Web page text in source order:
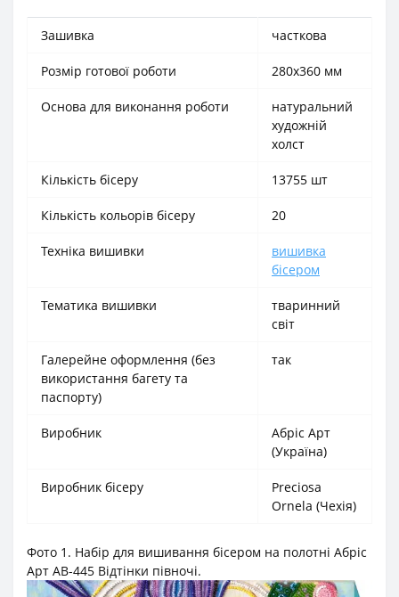
Зашивка часткова
Розмір готової роботи 280x360 мм
Основа для виконання роботи
натуральний
художній
холст
Кількість бісеру 13755 шт
Кількість кольорів бісеру 20
Техніка вишивки
вишивка
бісером
Тематика вишивки
тваринний
світ
Галерейне оформлення (без
використання багету та
паспорту)
так
Виробник
Абріс Арт
(Україна)
Виробник бісеру
Preciosa
Ornela (Чехія)
Фото 1. Набір для вишивання бісером на полотні Абріс
Арт АВ-445 Відтінки півночі.